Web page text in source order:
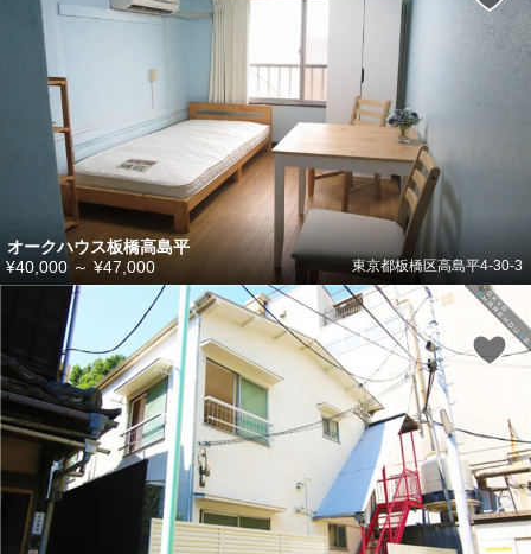
オークハウス板橋高島平
東京都板橋区高島平4-30-3
¥40,000～ ¥47,000